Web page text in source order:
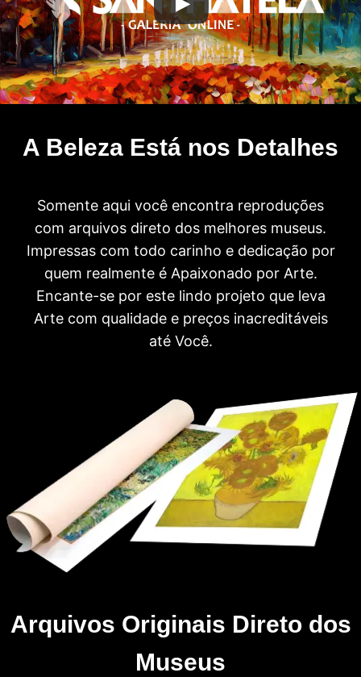
A Beleza Está nos Detalhes
Somente aqui você encontra reproduções
com arquivos direto dos melhores museus.
Impressas com todo carinho e dedicação por
quem realmente é Apaixonado por Arte.
Encante-se por este lindo projeto que leva
Arte com qualidade e preços inacreditáveis
até Você.
Arquivos Originais Direto dos
Museus